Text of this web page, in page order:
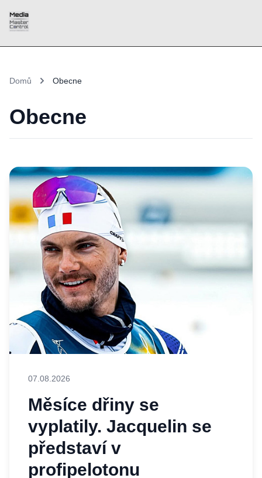
Domů Obecne
Obecne
07.08.2026
Měsíce dřiny se
vyplatily. Jacquelin se
představí v
profipelotonu